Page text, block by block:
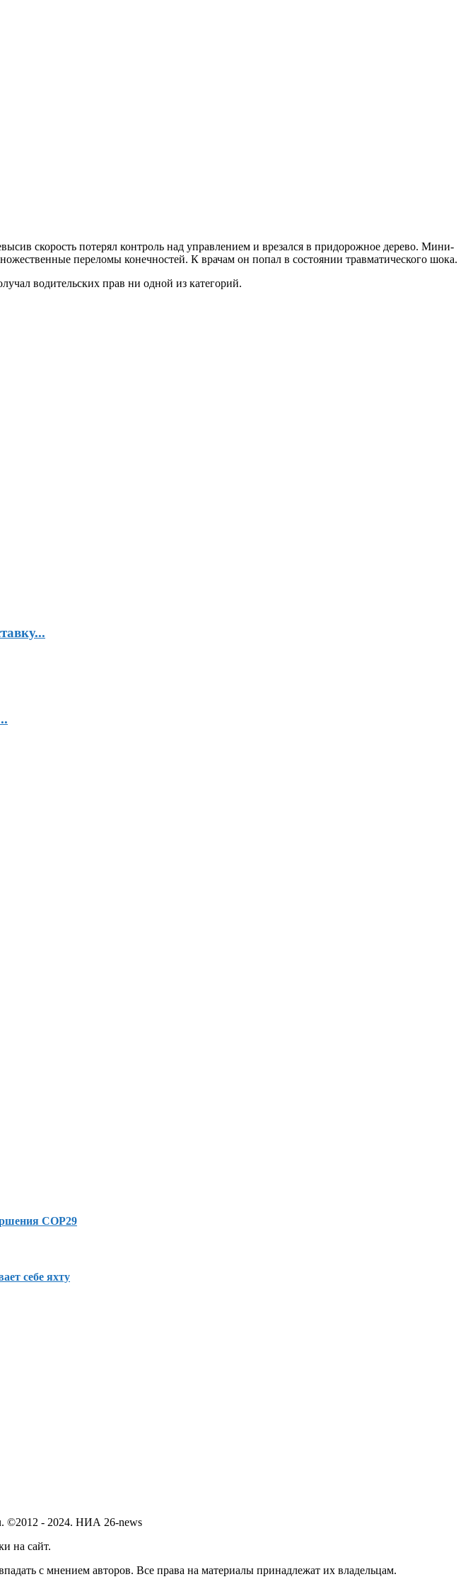
скорость потерял контроль над управлением и врезался в придорожное дерево. Мини-
переломы конечностей. К врачам он попал в состоянии травматического шока.
водительских прав ни одной из категорий.
COP29
себе яхту
©2012 - 2024. НИА 26-news
на сайт.
с мнением авторов. Все права на материалы принадлежат их владельцам.